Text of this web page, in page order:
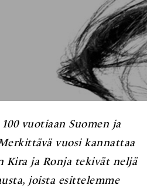
vuotiaan Suomen ja
vuosi kannattaa
Kira ja Ronja tekivät neljä
joista esittelemme